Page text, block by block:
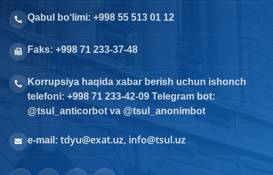
Qabul bo‘limi: +998 55 513 01 12
Faks: +998 71 233-37-48
Korrupsiya haqida xabar berish uchun ishonch
telefoni: +998 71 233-42-09 Telegram bot:
@tsul_anticorbot va @tsul_anonimbot
e-mail: tdyu@exat.uz, info@tsul.uz